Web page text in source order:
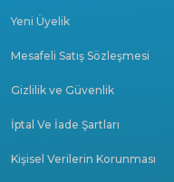
Yeni Üyelik
Mesafeli Satış Sözleşmesi
Gizlilik ve Güvenlik
İptal Ve İade Şartları
Kişisel Verilerin Korunması